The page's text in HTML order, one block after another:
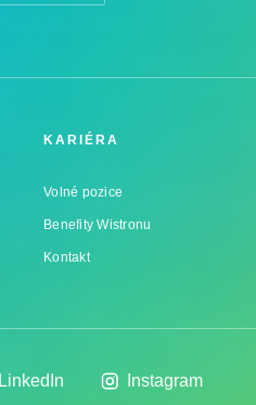
KARIÉRA
Volné pozice
Benefity Wistronu
Kontakt
LinkedIn Instagram